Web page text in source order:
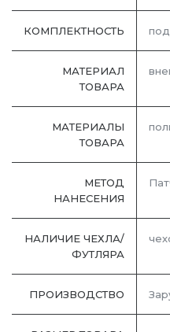
КОМПЛЕКТНОСТЬ
МАТЕРИАЛ
ТОВАРА
МАТЕРИАЛЫ
ТОВАРА
МЕТОД
НАНЕСЕНИЯ
НАЛИЧИЕ ЧЕХЛА/
ФУТЛЯРА
ПРОИЗВОДСТВО